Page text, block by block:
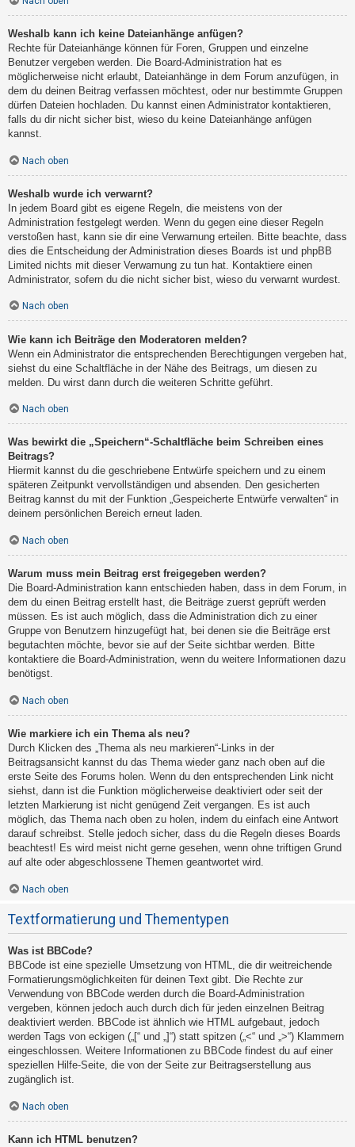
Weshalb kann ich keine Dateianhänge anfügen?
Rechte für Dateianhänge können für Foren, Gruppen und einzelne
Benutzer vergeben werden. Die Board-Administration hat es
möglicherweise nicht erlaubt, Dateianhänge in dem Forum anzufügen, in
dem du deinen Beitrag verfassen möchtest, oder nur bestimmte Gruppen
dürfen Dateien hochladen. Du kannst einen Administrator kontaktieren,
falls du dir nicht sicher bist, wieso du keine Dateianhänge anfügen
kannst.
Nach oben
Weshalb wurde ich verwarnt?
In jedem Board gibt es eigene Regeln, die meistens von der
Administration festgelegt werden. Wenn du gegen eine dieser Regeln
verstoßen hast, kann sie dir eine Verwarnung erteilen. Bitte beachte, dass
dies die Entscheidung der Administration dieses Boards ist und phpBB
Limited nichts mit dieser Verwarnung zu tun hat. Kontaktiere einen
Administrator, sofern du die nicht sicher bist, wieso du verwarnt wurdest.
Nach oben
Wie kann ich Beiträge den Moderatoren melden?
Wenn ein Administrator die entsprechenden Berechtigungen vergeben hat,
siehst du eine Schaltfläche in der Nähe des Beitrags, um diesen zu
melden. Du wirst dann durch die weiteren Schritte geführt.
Nach oben
Was bewirkt die „Speichern“-Schaltfläche beim Schreiben eines
Beitrags?
Hiermit kannst du die geschriebene Entwürfe speichern und zu einem
späteren Zeitpunkt vervollständigen und absenden. Den gesicherten
Beitrag kannst du mit der Funktion „Gespeicherte Entwürfe verwalten“ in
deinem persönlichen Bereich erneut laden.
Nach oben
Warum muss mein Beitrag erst freigegeben werden?
Die Board-Administration kann entschieden haben, dass in dem Forum, in
dem du einen Beitrag erstellt hast, die Beiträge zuerst geprüft werden
müssen. Es ist auch möglich, dass die Administration dich zu einer
Gruppe von Benutzern hinzugefügt hat, bei denen sie die Beiträge erst
begutachten möchte, bevor sie auf der Seite sichtbar werden. Bitte
kontaktiere die Board-Administration, wenn du weitere Informationen dazu
benötigst.
Nach oben
Wie markiere ich ein Thema als neu?
Durch Klicken des „Thema als neu markieren“-Links in der
Beitragsansicht kannst du das Thema wieder ganz nach oben auf die
erste Seite des Forums holen. Wenn du den entsprechenden Link nicht
siehst, dann ist die Funktion möglicherweise deaktiviert oder seit der
letzten Markierung ist nicht genügend Zeit vergangen. Es ist auch
möglich, das Thema nach oben zu holen, indem du einfach eine Antwort
darauf schreibst. Stelle jedoch sicher, dass du die Regeln dieses Boards
beachtest! Es wird meist nicht gerne gesehen, wenn ohne triftigen Grund
auf alte oder abgeschlossene Themen geantwortet wird.
Nach oben
Textformatierung und Thementypen
Was ist BBCode?
BBCode ist eine spezielle Umsetzung von HTML, die dir weitreichende
Formatierungsmöglichkeiten für deinen Text gibt. Die Rechte zur
Verwendung von BBCode werden durch die Board-Administration
vergeben, können jedoch auch durch dich für jeden einzelnen Beitrag
deaktiviert werden. BBCode ist ähnlich wie HTML aufgebaut, jedoch
werden Tags von eckigen („[“ und „]“) statt spitzen („<“ und „>“) Klammern
eingeschlossen. Weitere Informationen zu BBCode findest du auf einer
speziellen Hilfe-Seite, die von der Seite zur Beitragserstellung aus
zugänglich ist.
Nach oben
Kann ich HTML benutzen?